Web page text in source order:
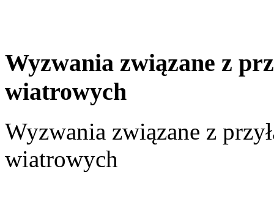
Wyzwania związane z
wiatrowych
Wyzwania związane z
wiatrowych